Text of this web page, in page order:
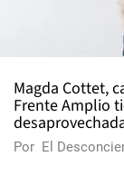
Magda Cottet,
Frente Amplio
Por El